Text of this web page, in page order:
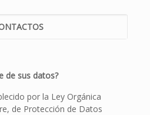
de sus datos?
por la Ley Orgánica
de Protección de Datos